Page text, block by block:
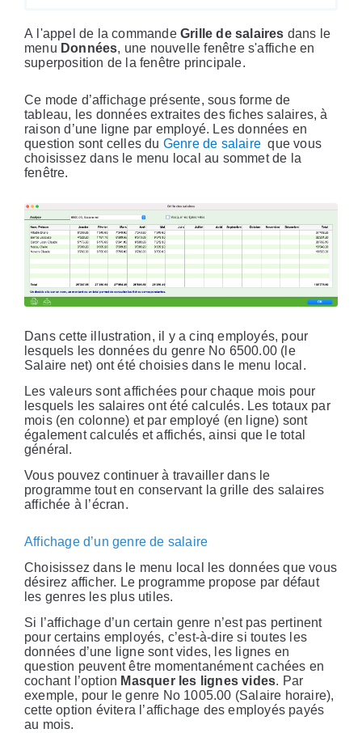
A l'appel de la commande Grille de salaires dans le
menu Données, une nouvelle fenêtre s'affiche en
superposition de la fenêtre principale.
Ce mode d’affichage présente, sous forme de
tableau, les données extraites des fiches salaires, à
raison d’une ligne par employé. Les données en
question sont celles du Genre de salaireque vous
choisissez dans le menu local au sommet de la
fenêtre.
Dans cette illustration, il y a cinq employés, pour
lesquels les données du genre No 6500.00 (le
Salaire net) ont été choisies dans le menu local.
Les valeurs sont affichées pour chaque mois pour
lesquels les salaires ont été calculés. Les totaux par
mois (en colonne) et par employé (en ligne) sont
également calculés et affichés, ainsi que le total
général.
Vous pouvez continuer à travailler dans le
programme tout en conservant la grille des salaires
affichée à l’écran.
Affichage d’un genre de salaire
Choisissez dans le menu local les données que vous
désirez afficher. Le programme propose par défaut
les genres les plus utiles.
Si l’affichage d’un certain genre n’est pas pertinent
pour certains employés, c’est-à-dire si toutes les
données d’une ligne sont vides, les lignes en
question peuvent être momentanément cachées en
cochant l’option Masquer les lignes vides. Par
exemple, pour le genre No 1005.00 (Salaire horaire),
cette option évitera l’affichage des employés payés
au mois.